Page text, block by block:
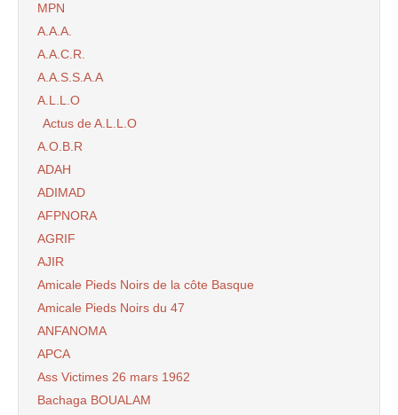
MPN
A.A.A.
A.A.C.R.
A.A.S.S.A.A
A.L.L.O
Actus de A.L.L.O
A.O.B.R
ADAH
ADIMAD
AFPNORA
AGRIF
AJIR
Amicale Pieds Noirs de la côte Basque
Amicale Pieds Noirs du 47
ANFANOMA
APCA
Ass Victimes 26 mars 1962
Bachaga BOUALAM